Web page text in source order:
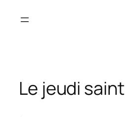
Le jeudi saint